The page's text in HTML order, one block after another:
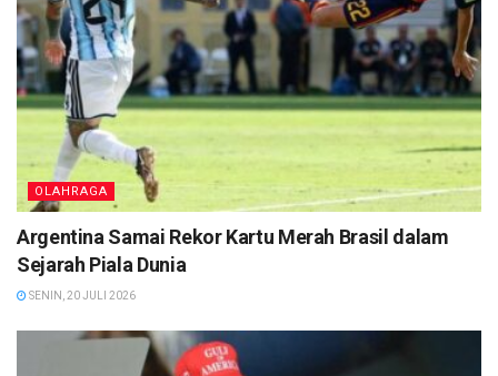
OLAHRAGA
Argentina Samai Rekor Kartu Merah Brasil dalam
Sejarah Piala Dunia
SENIN, 20 JULI 2026